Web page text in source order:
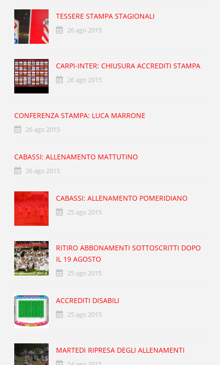
TESSERE STAMPA STAGIONALI
26 ago 2015
CARPI-INTER: CHIUSURA ACCREDITI STAMPA
26 ago 2015
CONFERENZA STAMPA: LUCA MARRONE
26 ago 2015
CABASSI: ALLENAMENTO MATTUTINO
26 ago 2015
CABASSI: ALLENAMENTO POMERIDIANO
25 ago 2015
RITIRO ABBONAMENTI SOTTOSCRITTI DOPO
IL 19 AGOSTO
25 ago 2015
ACCREDITI DISABILI
25 ago 2015
MARTEDì RIPRESA DEGLI ALLENAMENTI